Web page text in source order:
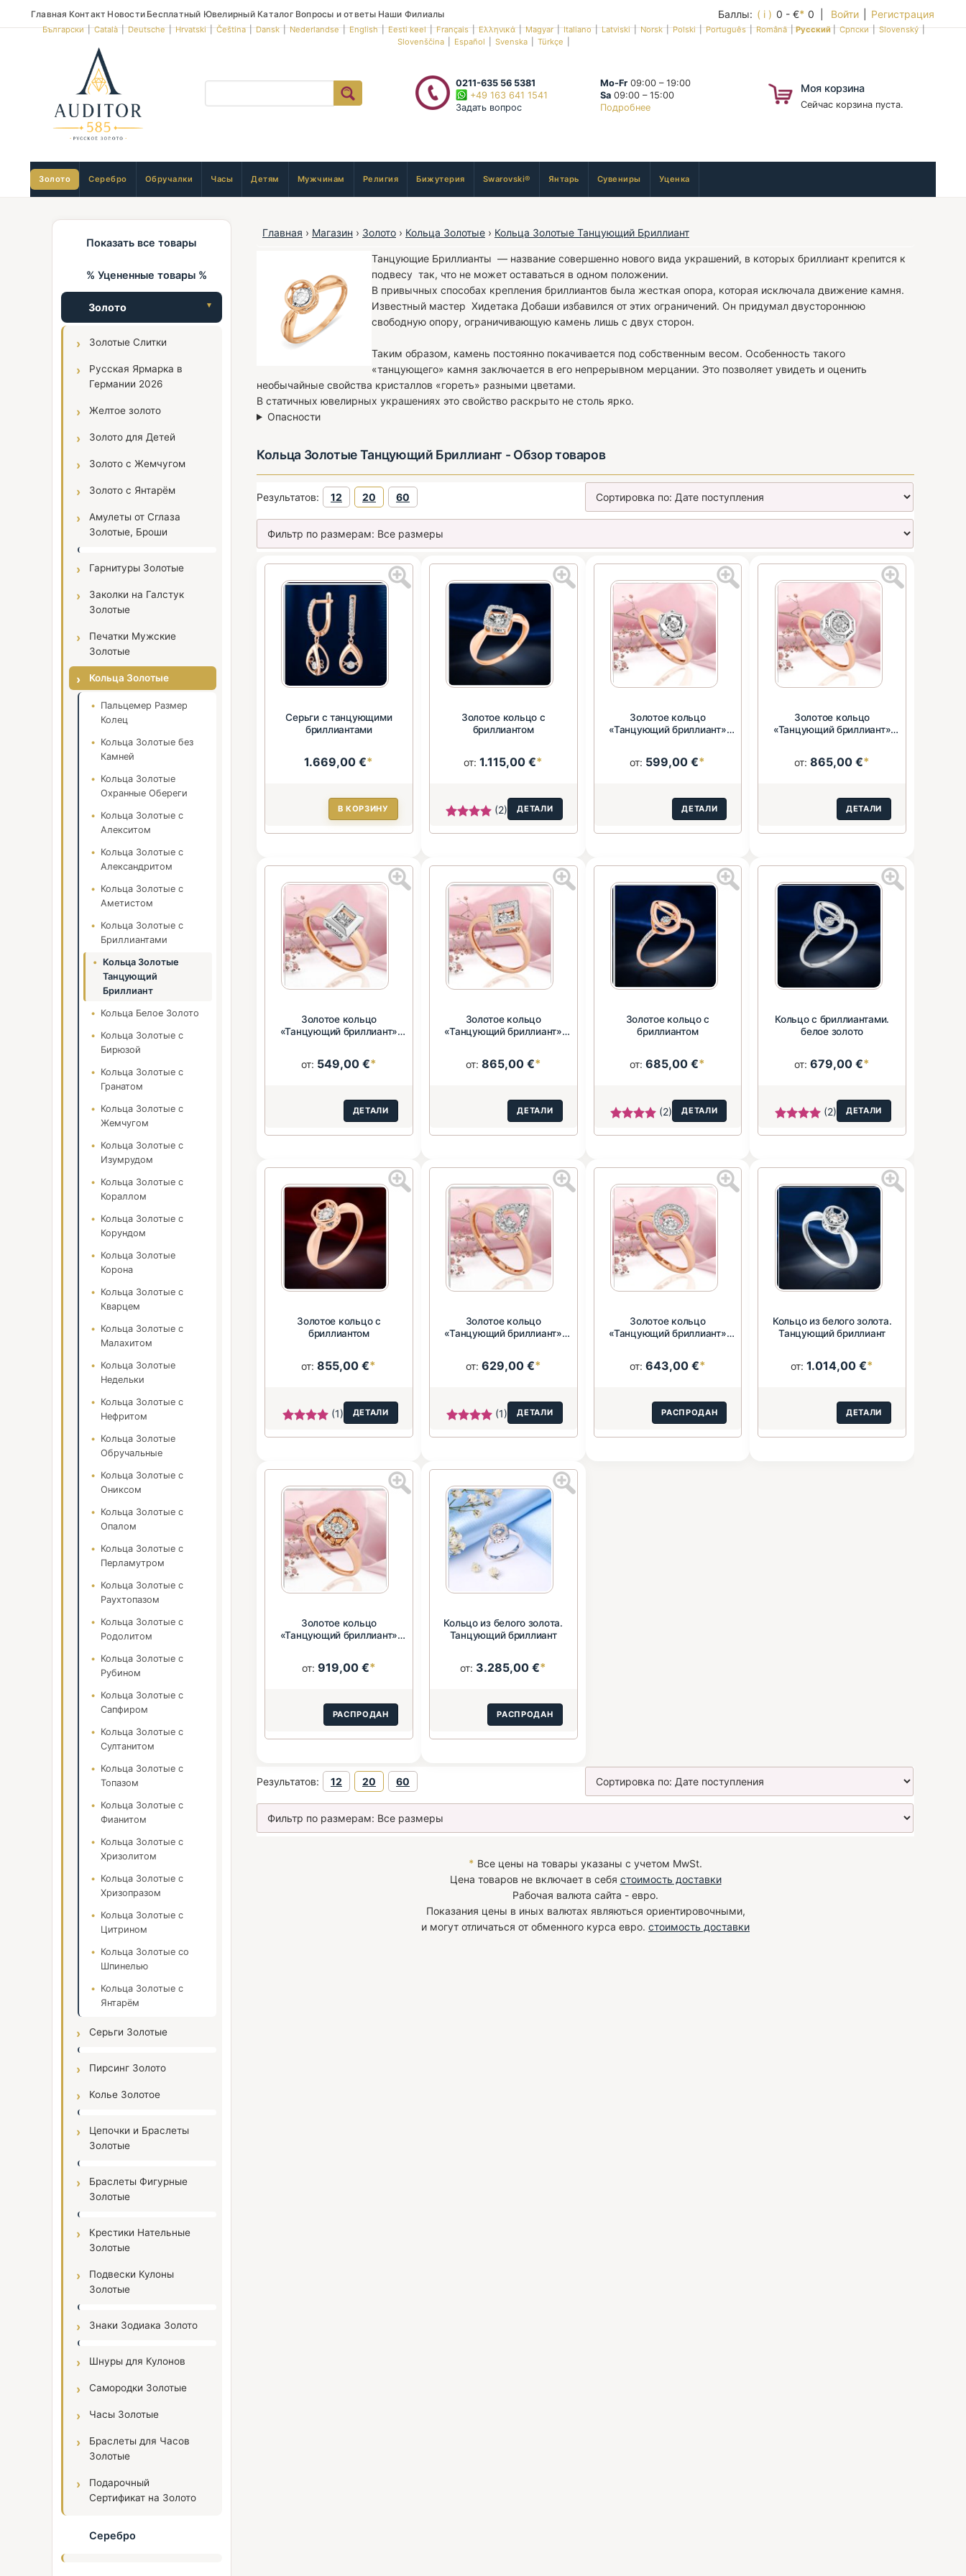
Главная Контакт Новости Бесплатный Ювелирный Каталог Вопросы и ответы Наши Филиалы Баллы: ( i ) 0 - €* 0 | Войти Регистрация
Български|Català|Deutsche|Hrvatski|Čeština|Dansk|Nederlandse|English|Eesti keel|Français|Ελληνικά|Magyar|Italiano|Latviski|Norsk|Polski|Português|Română|Русский|Српски|Slovenský|
Slovenščina
Español Svenska Türkçe
0211-635 56 5381
+49 163 641 1541
Задать вопрос
Mo-Fr09:00 – 19:00
Sa09:00 – 15:00
Подробнее
Моя корзина
Сейчас корзина пуста.
Золото Серебро Обручалки Часы Детям Мужчинам Религия Бижутерия Swarovski® Янтарь Сувениры Уценка
Показать все товары
% Уцененные товары %
Золото
Золотые Слитки
Русская Ярмарка в
Германии 2026
Желтое золото
Золото для Детей
Золото с Жемчугом
Золото с Янтарём
Амулеты от Сглаза
Золотые, Броши
Гарнитуры Золотые
Заколки на Галстук
Золотые
Печатки Мужские
Золотые
Кольца Золотые
Пальцемер Размер
Колец
Кольца Золотые без
Камней
Кольца Золотые
Охранные Обереги
Кольца Золотые с
Алекситом
Кольца Золотые с
Александритом
Кольца Золотые с
Аметистом
Кольца Золотые с
Бриллиантами
Кольца Золотые
Танцующий
Бриллиант
Кольца Белое Золото
Кольца Золотые с
Бирюзой
Кольца Золотые с
Гранатом
Кольца Золотые с
Жемчугом
Кольца Золотые с
Изумрудом
Кольца Золотые с
Кораллом
Кольца Золотые с
Корундом
Кольца Золотые
Корона
Кольца Золотые с
Кварцем
Кольца Золотые с
Малахитом
Кольца Золотые
Недельки
Кольца Золотые с
Нефритом
Кольца Золотые
Обручальные
Кольца Золотые с
Ониксом
Кольца Золотые с
Опалом
Кольца Золотые с
Перламутром
Кольца Золотые с
Раухтопазом
Кольца Золотые с
Родолитом
Кольца Золотые с
Рубином
Кольца Золотые с
Сапфиром
Кольца Золотые с
Султанитом
Кольца Золотые с
Топазом
Кольца Золотые с
Фианитом
Кольца Золотые с
Хризолитом
Кольца Золотые с
Хризопразом
Кольца Золотые с
Цитрином
Кольца Золотые со
Шпинелью
Кольца Золотые с
Янтарём
Серьги Золотые
Пирсинг Золото
Колье Золотое
Цепочки и Браслеты
Золотые
Браслеты Фигурные
Золотые
Крестики Нательные
Золотые
Подвески Кулоны
Золотые
Знаки Зодиака Золото
Шнуры для Кулонов
Самородки Золотые
Часы Золотые
Браслеты для Часов
Золотые
Подарочный
Сертификат на Золото
Серебро
Главная › Магазин › Золото › Кольца Золотые › Кольца Золотые Танцующий Бриллиант
Танцующие Бриллианты — название совершенно нового вида украшений, в которых бриллиант крепится к
подвесу так, что не может оставаться в одном положении.
В привычных способах крепления бриллиантов была жесткая опора, которая исключала движение камня.
Известный мастер Хидетака Добаши избавился от этих ограничений. Он придумал двустороннюю
свободную опору, ограничивающую камень лишь с двух сторон.
Таким образом, камень постоянно покачивается под собственным весом. Особенность такого
«танцующего» камня заключается в его непрерывном мерцании. Это позволяет увидеть и оценить
необычайные свойства кристаллов «гореть» разными цветами.
В статичных ювелирных украшениях это свойство раскрыто не столь ярко.
Опасности
Кольца Золотые Танцующий Бриллиант - Обзор товаров
Результатов: 12 20 60
Серьги с танцующими
бриллиантами
1.669,00 €*
В КОРЗИНУ
Золотое кольцо с
бриллиантом
от:1.115,00 €*
(2) ДЕТАЛИ
Золотое кольцо
«Танцующий бриллиант»
от: 599,00 €*
ДЕТАЛИ
Золотое кольцо
«Танцующий бриллиант»
от:865,00 €*
ДЕТАЛИ
Золотое кольцо
«Танцующий бриллиант»
от: 549,00 €*
ДЕТАЛИ
Золотое кольцо
«Танцующий бриллиант»
от: 865,00 €*
ДЕТАЛИ
Золотое кольцо с
бриллиантом
от:685,00 €*
(2) ДЕТАЛИ
Кольцо с бриллиантами.
белое золото
от:679,00 €*
(2) ДЕТАЛИ
Золотое кольцо с
бриллиантом
от:855,00 €*
(1) ДЕТАЛИ
Золотое кольцо
«Танцующий бриллиант»
от: 629,00 €*
(1) ДЕТАЛИ
Золотое кольцо
«Танцующий бриллиант»
от: 643,00 €*
РАСПРОДАН
Кольцо из белого золота.
Танцующий бриллиант
от:1.014,00 €*
ДЕТАЛИ
Золотое кольцо
«Танцующий бриллиант»
от: 919,00 €*
РАСПРОДАН
Кольцо из белого золота.
Танцующий бриллиант
от: 3.285,00 €*
РАСПРОДАН
Результатов: 12 20 60
* Все цены на товары указаны с учетом MwSt.
Цена товаров не включает в себя стоимость доставки
Рабочая валюта сайта - евро.
Показания цены в иных валютах являються ориентировочными,
и могут отличаться от обменного курса евро. стоимость доставки